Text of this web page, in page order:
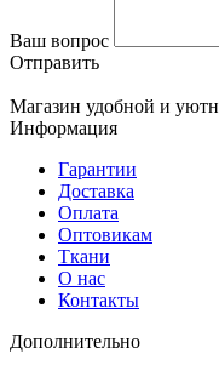
Ваш вопрос
Отправить
Магазин удобной и
Информация
Гарантии
Доставка
Оплата
Оптовикам
Ткани
О нас
Контакты
Дополнительно